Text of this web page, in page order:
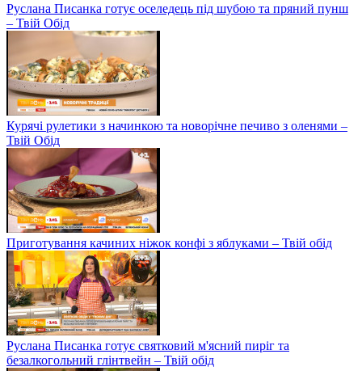
Руслана Писанка готує оселедець під шубою та пряний пунш
– Твій Обід
Курячі рулетики з начинкою та новорічне печиво з оленями –
Твій Обід
Приготування качиних ніжок конфі з яблуками – Твій обід
Руслана Писанка готує святковий м'ясний пиріг та
безалкогольний глінтвейн – Твій обід